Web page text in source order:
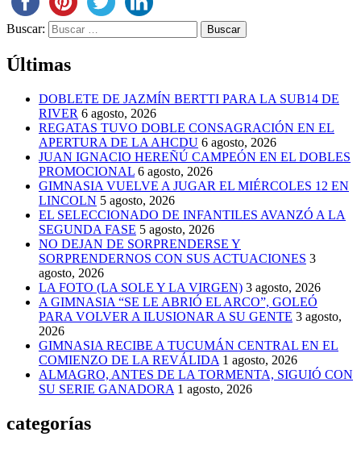
Buscar:
Últimas
DOBLETE DE JAZMÍN BERTTI PARA LA SUB14 DE
RIVER 6 agosto, 2026
REGATAS TUVO DOBLE CONSAGRACIÓN EN EL
APERTURA DE LA AHCDU 6 agosto, 2026
JUAN IGNACIO HEREÑÚ CAMPEÓN EN EL DOBLES
PROMOCIONAL 6 agosto, 2026
GIMNASIA VUELVE A JUGAR EL MIÉRCOLES 12 EN
LINCOLN 5 agosto, 2026
EL SELECCIONADO DE INFANTILES AVANZÓ A LA
SEGUNDA FASE 5 agosto, 2026
NO DEJAN DE SORPRENDERSE Y
SORPRENDERNOS CON SUS ACTUACIONES 3
agosto, 2026
LA FOTO (LA SOLE Y LA VIRGEN) 3 agosto, 2026
A GIMNASIA “SE LE ABRIÓ EL ARCO”, GOLEÓ
PARA VOLVER A ILUSIONAR A SU GENTE 3 agosto,
2026
GIMNASIA RECIBE A TUCUMÁN CENTRAL EN EL
COMIENZO DE LA REVÁLIDA 1 agosto, 2026
ALMAGRO, ANTES DE LA TORMENTA, SIGUIÓ CON
SU SERIE GANADORA 1 agosto, 2026
categorías